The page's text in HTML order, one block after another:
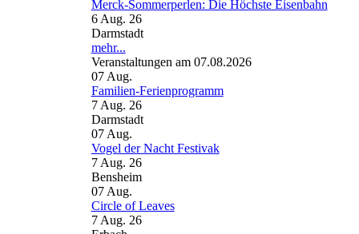
Merck-Sommerperlen: Die Höchste Eisenbahn
6 Aug. 26
Darmstadt
mehr...
Veranstaltungen am 07.08.2026
07 Aug.
Familien-Ferienprogramm
7 Aug. 26
Darmstadt
07 Aug.
Vogel der Nacht Festivak
7 Aug. 26
Bensheim
07 Aug.
Circle of Leaves
7 Aug. 26